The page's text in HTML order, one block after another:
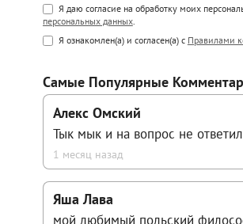
Поддержка HTML
<b>, <strong>, <u>, <i>, <em>,
<blockquote>, <code>
Я даю согласие на обработку моих
персональных данных.
Я ознакомлен(а) и согласен(а) с Правилами
Самые Популярные
Алекс Омский
Тык мык и на вопрос не
1 месяц назад
Яша Лава
мой любимый польский